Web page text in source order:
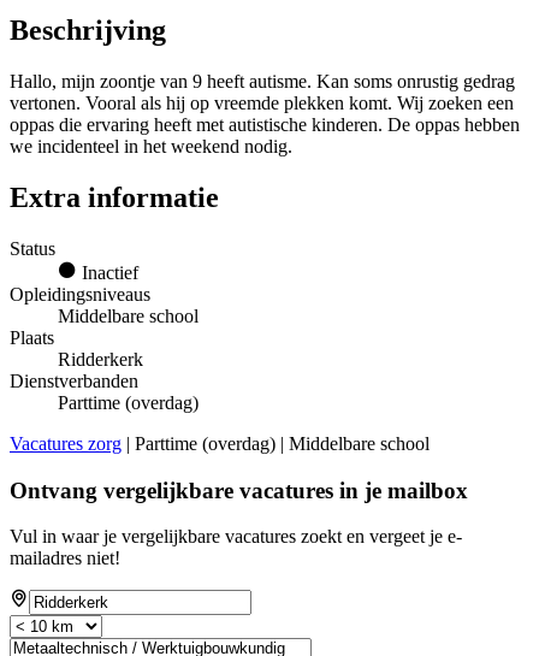
Beschrijving
Hallo, mijn zoontje van 9 heeft autisme. Kan soms onrustig gedrag
vertonen. Vooral als hij op vreemde plekken komt. Wij zoeken een
oppas die ervaring heeft met autistische kinderen. De oppas hebben
we incidenteel in het weekend nodig.
Extra informatie
Status
Inactief
Opleidingsniveaus
Middelbare school
Plaats
Ridderkerk
Dienstverbanden
Parttime (overdag)
Vacatures zorg | Parttime (overdag) | Middelbare school
Ontvang vergelijkbare vacatures in je mailbox
Vul in waar je vergelijkbare vacatures zoekt en vergeet je e-
mailadres niet!